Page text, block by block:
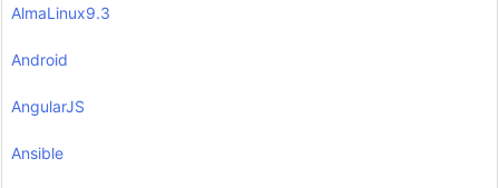
AlmaLinux9.3
Android
AngularJS
Ansible